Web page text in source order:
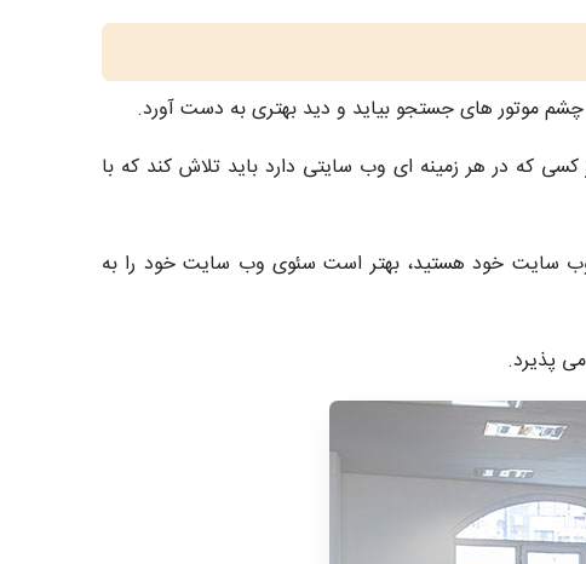
موتور های جستجو بیاید و دید بهتری به دست آورد.
که در هر زمینه ای وب سایتی دارد باید تلاش کند که با
وب سایت خود هستید، بهتر است سئوی وب سایت خود را به
پذیرد.